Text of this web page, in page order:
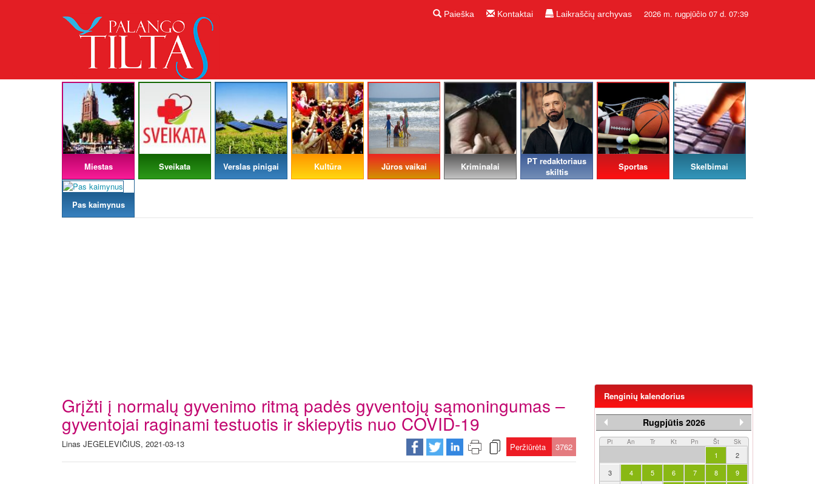
Paieška Kontaktai Laikraščių archyvas 2026 m. rugpjūčio 07 d. 07:39
Miestas Sveikata Verslas pinigai Kultūra Jūros vaikai Kriminalai
PT redaktoriaus
skiltis
Sportas Skelbimai
Pas kaimynus
Grįžti į normalų gyvenimo ritmą padės gyventojų sąmoningumas –
gyventojai raginami testuotis ir skiepytis nuo COVID-19
Linas JEGELEVIČIUS, 2021-03-13 Peržiūrėta 3762
Renginių kalendorius
Rugpjūtis 2026
Pi An Tr Kt Pn Št Sk
1
2
3
4 5 6 7 8
9